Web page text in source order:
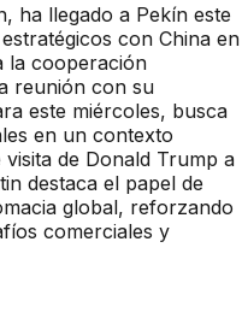
ha llegado a Pekín este
con China en
la cooperación
reunión con su
este miércoles, busca
en un contexto
de Donald Trump a
destaca el papel de
global, reforzando
comerciales y